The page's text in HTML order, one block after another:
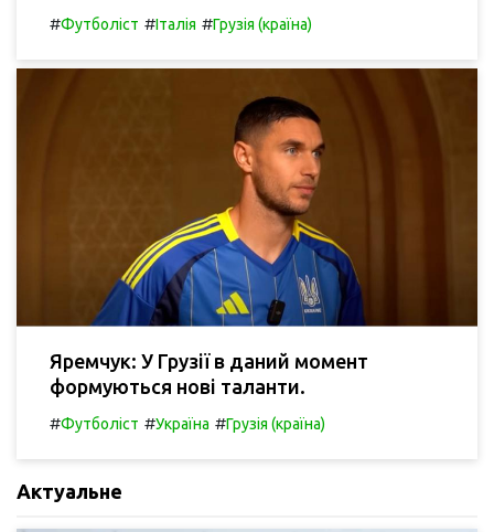
#Футболіст #Італія #Грузія (країна)
Яремчук: У Грузії в даний момент
формуються нові таланти.
#Футболіст #Україна #Грузія (країна)
Актуальне